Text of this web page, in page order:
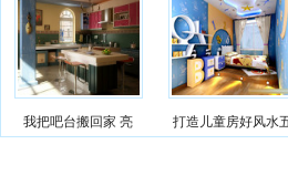
我把吧台搬回家 亮 打造儿童房好风水